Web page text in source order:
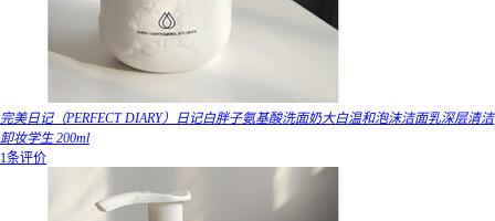
完美日记（PERFECT DIARY）日记白胖子氨基酸洗面奶大白温和泡沫洁面乳深层清洁
卸妆学生 200ml
1条评价